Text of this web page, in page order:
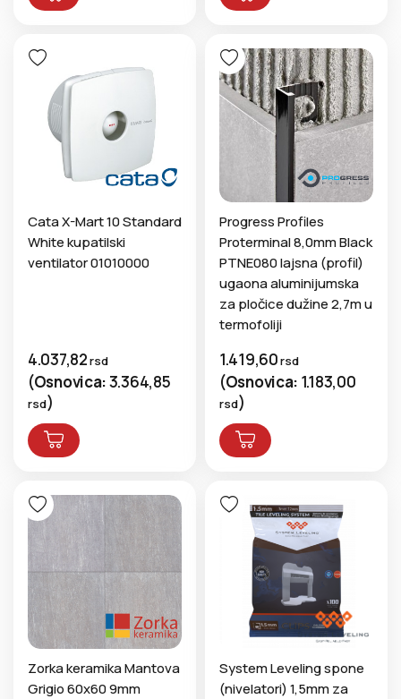
Cata X-Mart 10 Standard
White kupatilski
ventilator 01010000
4.037,82rsd
(Osnovica:3.364,85
rsd)
Progress Profiles
Proterminal 8,0mm Black
PTNE080 lajsna (profil)
ugaona aluminijumska
za pločice dužine 2,7m u
termofoliji
1.419,60rsd
(Osnovica: 1.183,00
rsd)
Zorka keramika Mantova
Grigio 60x60 9mm
System Leveling spone
(nivelatori) 1,5mm za